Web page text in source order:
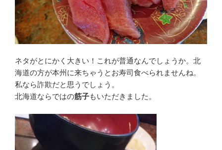
ネタがとにかく大きい！ これが普通なんでしょうか。北
海道の方が本州に来ちゃうとお寿司食べられませんね。
私なら詐欺だと思うでしょう。
北海道ならではの筋子もいただきました。